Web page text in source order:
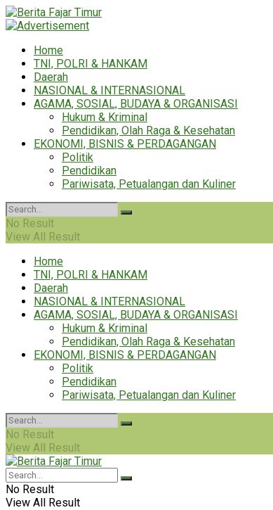
Home
TNI, POLRI & HANKAM
Daerah
NASIONAL & INTERNASIONAL
AGAMA, SOSIAL, BUDAYA & ORGANISASI
Hukum & Kriminal
Pendidikan, Olah Raga & Kesehatan
EKONOMI, BISNIS & PERDAGANGAN
Politik
Pendidikan
Pariwisata, Petualangan dan Kuliner
No Result
View All Result
Home
TNI, POLRI & HANKAM
Daerah
NASIONAL & INTERNASIONAL
AGAMA, SOSIAL, BUDAYA & ORGANISASI
Hukum & Kriminal
Pendidikan, Olah Raga & Kesehatan
EKONOMI, BISNIS & PERDAGANGAN
Politik
Pendidikan
Pariwisata, Petualangan dan Kuliner
No Result
View All Result
No Result
View All Result